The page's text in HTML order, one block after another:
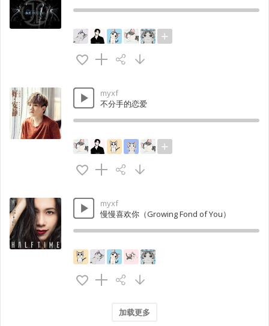
myxf
不分手的恋爱
myxf
慢慢喜欢你（Growing Fond of You）
加载更多